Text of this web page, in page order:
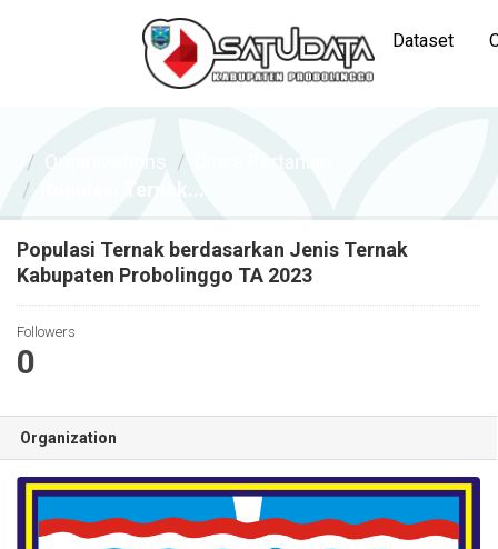
Dataset
Populasi Ternak berdasarkan Jenis Ternak
Kabupaten Probolinggo TA 2023
Followers
0
Organization